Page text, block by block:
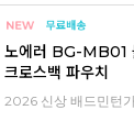
노에러 BG-MB01
크로스백 파우치
2026 신상 배드민턴